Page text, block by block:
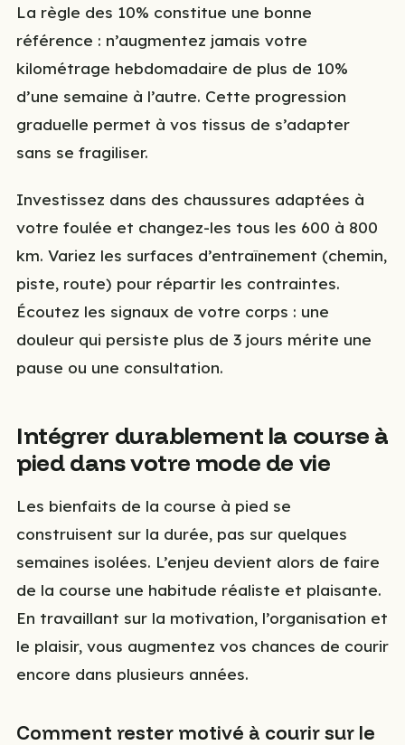
La règle des 10% constitue une bonne
référence : n’augmentez jamais votre
kilométrage hebdomadaire de plus de 10%
d’une semaine à l’autre. Cette progression
graduelle permet à vos tissus de s’adapter
sans se fragiliser.
Investissez dans des chaussures adaptées à
votre foulée et changez-les tous les 600 à 800
km. Variez les surfaces d’entraînement (chemin,
piste, route) pour répartir les contraintes.
Écoutez les signaux de votre corps : une
douleur qui persiste plus de 3 jours mérite une
pause ou une consultation.
Intégrer durablement la course à
pied dans votre mode de vie
Les bienfaits de la course à pied se
construisent sur la durée, pas sur quelques
semaines isolées. L’enjeu devient alors de faire
de la course une habitude réaliste et plaisante.
En travaillant sur la motivation, l’organisation et
le plaisir, vous augmentez vos chances de courir
encore dans plusieurs années.
Comment rester motivé à courir sur le